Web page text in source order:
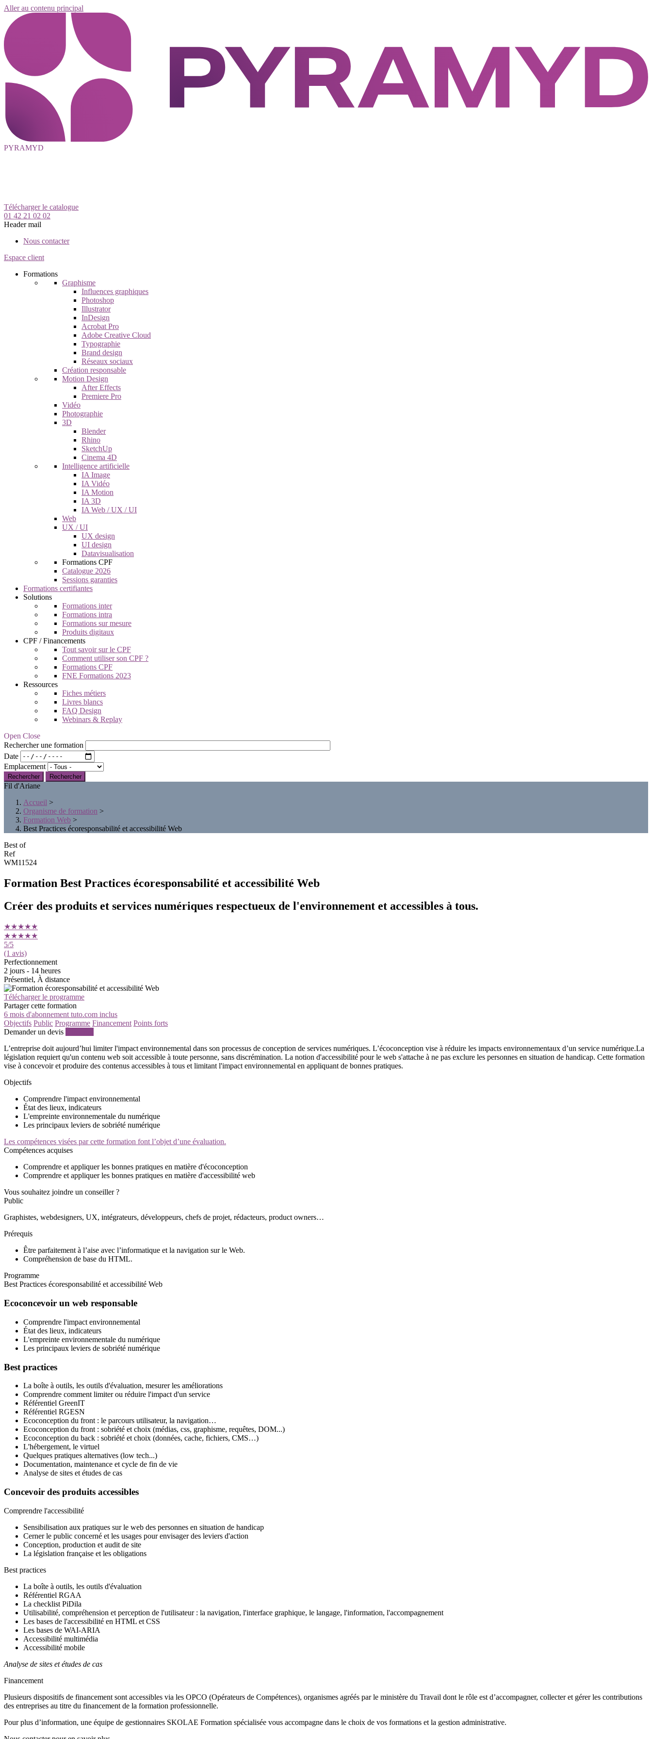
Aller au contenu principal
PYRAMYD
Télécharger le catalogue
01 42 21 02 02
Header mail
Nous contacter
Espace client
Formations
Graphisme
Influences graphiques
Photoshop
Illustrator
InDesign
Acrobat Pro
Adobe Creative Cloud
Typographie
Brand design
Réseaux sociaux
Création responsable
Motion Design
After Effects
Premiere Pro
Vidéo
Photographie
3D
Blender
Rhino
SketchUp
Cinema 4D
Intelligence artificielle
IA Image
IA Vidéo
IA Motion
IA 3D
IA Web / UX / UI
Web
UX / UI
UX design
UI design
Datavisualisation
Formations CPF
Catalogue 2026
Sessions garanties
Formations certifiantes
Solutions
Formations inter
Formations intra
Formations sur mesure
Produits digitaux
CPF / Financements
Tout savoir sur le CPF
Comment utiliser son CPF ?
Formations CPF
FNE Formations 2023
Ressources
Fiches métiers
Livres blancs
FAQ Design
Webinars & Replay
Open Close
Rechercher une formation
Date
Emplacement
Rechercher
Fil d'Ariane
Accueil >
Organisme de formation >
Formation Web >
Best Practices écoresponsabilité et accessibilité Web
Best of
Ref
WM11524
Formation Best Practices écoresponsabilité et accessibilité Web
Créer des produits et services numériques respectueux de l'environnement et accessibles à tous.
★★★★★
★★★★★
5/5
(1 avis)
Perfectionnement
2 jours - 14 heures
Présentiel, À distance
Télécharger le programme
Partager cette formation
6 mois d'abonnement tuto.com inclus
Objectifs Public Programme Financement Points forts
Demander un devis
L’entreprise doit aujourd’hui limiter l'impact environnemental dans son processus de conception de services numériques. L’écoconception vise à réduire les impacts environnementaux d’un service numérique.La
législation requiert qu'un contenu web soit accessible à toute personne, sans discrémination. La notion d'accessibilité pour le web s'attache à ne pas exclure les personnes en situation de handicap. Cette formation
vise à concevoir et produire des contenus accessibles à tous et limitant l'impact environnemental en appliquant de bonnes pratiques.
Objectifs
Comprendre l'impact environnemental
État des lieux, indicateurs
L'empreinte environnementale du numérique
Les principaux leviers de sobriété numérique
Les compétences visées par cette formation font l’objet d’une évaluation.
Compétences acquises
Comprendre et appliquer les bonnes pratiques en matière d'écoconception
Comprendre et appliquer les bonnes pratiques en matière d'accessibilité web
Vous souhaitez joindre un conseiller ?
Public
Graphistes, webdesigners, UX, intégrateurs, développeurs, chefs de projet, rédacteurs, product owners…
Prérequis
Être parfaitement à l’aise avec l’informatique et la navigation sur le Web.
Compréhension de base du HTML.
Programme
Best Practices écoresponsabilité et accessibilité Web
Ecoconcevoir un web responsable
Comprendre l'impact environnemental
État des lieux, indicateurs
L'empreinte environnementale du numérique
Les principaux leviers de sobriété numérique
Best practices
La boîte à outils, les outils d'évaluation, mesurer les améliorations
Comprendre comment limiter ou réduire l'impact d'un service
Référentiel GreenIT
Référentiel RGESN
Ecoconception du front : le parcours utilisateur, la navigation…
Ecoconception du front : sobriété et choix (médias, css, graphisme, requêtes, DOM...)
Ecoconception du back : sobriété et choix (données, cache, fichiers, CMS…)
L'hébergement, le virtuel
Quelques pratiques alternatives (low tech...)
Documentation, maintenance et cycle de fin de vie
Analyse de sites et études de cas
Concevoir des produits accessibles
Comprendre l'accessibilité
Sensibilisation aux pratiques sur le web des personnes en situation de handicap
Cerner le public concerné et les usages pour envisager des leviers d'action
Conception, production et audit de site
La législation française et les obligations
Best practices
La boîte à outils, les outils d'évaluation
Référentiel RGAA
La checklist PiDila
Utilisabilité, compréhension et perception de l'utilisateur : la navigation, l'interface graphique, le langage, l'information, l'accompagnement
Les bases de l'accessibilité en HTML et CSS
Les bases de WAI-ARIA
Accessibilité multimédia
Accessibilité mobile
Analyse de sites et études de cas
Financement
Plusieurs dispositifs de financement sont accessibles via les OPCO (Opérateurs de Compétences), organismes agréés par le ministère du Travail dont le rôle est d’accompagner, collecter et gérer les contributions
des entreprises au titre du financement de la formation professionnelle.
Pour plus d’information, une équipe de gestionnaires SKOLAE Formation spécialisée vous accompagne dans le choix de vos formations et la gestion administrative.